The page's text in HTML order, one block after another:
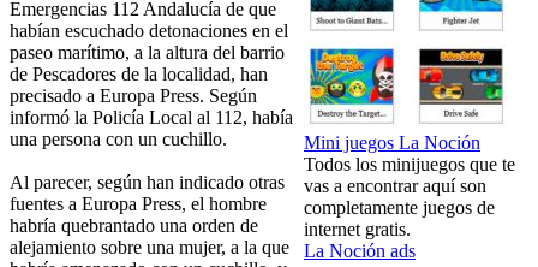
Mini juegos La Noción
Todos los minijuegos que te
vas a encontrar aquí son
completamente juegos de
internet gratis.
La Noción ads
Emergencias 112 Andalucía de que
habían escuchado detonaciones en el
paseo marítimo, a la altura del barrio
de Pescadores de la localidad, han
precisado a Europa Press. Según
informó la Policía Local al 112, había
una persona con un cuchillo.
Al parecer, según han indicado otras
fuentes a Europa Press, el hombre
habría quebrantado una orden de
alejamiento sobre una mujer, a la que